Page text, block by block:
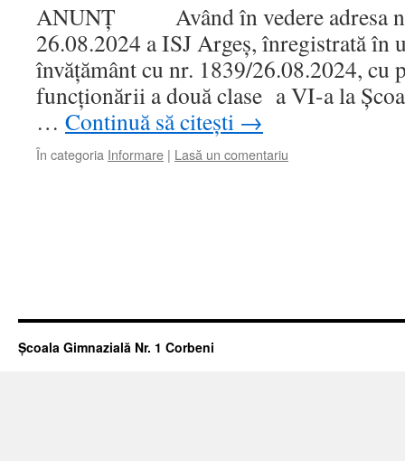
ANUNȚ Având în vedere adresa
26.08.2024 a ISJ Argeș, înregistrată în
învățământ cu nr. 1839/26.08.2024, cu
funcționării a două clase a VI-a la
… Continuă să citești →
În categoria Informare | Lasă un comentariu
Școala Gimnazială Nr. 1 Corbeni